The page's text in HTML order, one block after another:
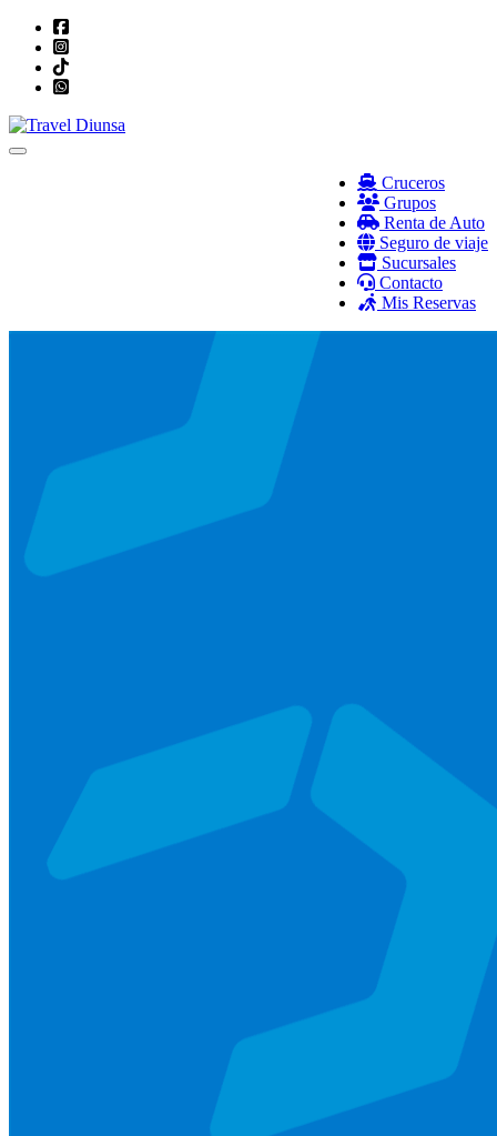
Toggle navigation
Cruceros
Grupos
Renta de Auto
Seguro de viaje
Sucursales
Contacto
Mis Reservas